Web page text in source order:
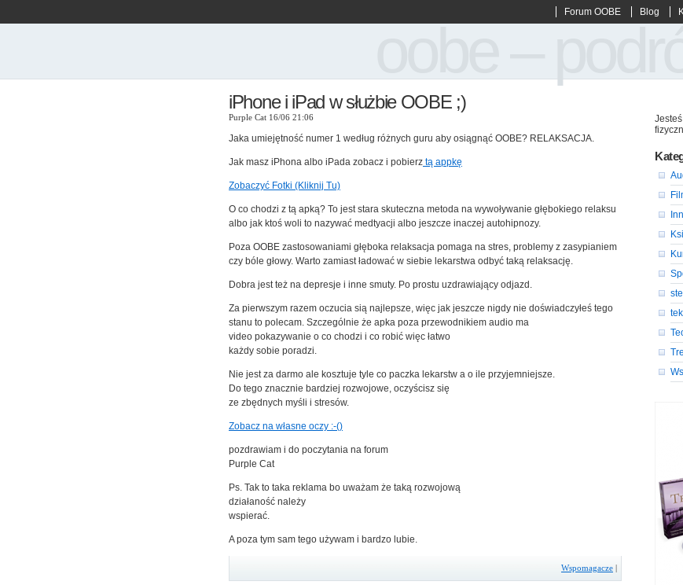
Forum OOBE Blog
iPhone i iPad w służbie OOBE ;)
Purple Cat 16/06 21:06
Jaka umiejętność numer 1 według różnych guru aby osiągnąć OOBE? RELAKSACJA.
Jak masz iPhona albo iPada zobacz i pobierz tą appkę
Zobaczyć Fotki (Kliknij Tu)
O co chodzi z tą apką? To jest stara skuteczna metoda na wywoływanie głębokiego relaksu
albo jak ktoś woli to nazywać medtyacji albo jeszcze inaczej autohipnozy.
Poza OOBE zastosowaniami głęboka relaksacja pomaga na stres, problemy z zasypianiem
czy bóle głowy. Warto zamiast ładować w siebie lekarstwa odbyć taką relaksację.
Dobra jest też na depresje i inne smuty. Po prostu uzdrawiający odjazd.
Za pierwszym razem oczucia sią najlepsze, więc jak jeszcze nigdy nie doświadczyłeś tego
stanu to polecam. Szczególnie że apka poza przewodnikiem audio ma
video pokazywanie o co chodzi i co robić więc łatwo
każdy sobie poradzi.
Nie jest za darmo ale kosztuje tyle co paczka lekarstw a o ile przyjemniejsze.
Do tego znacznie bardziej rozwojowe, oczyścisz się
ze zbędnych myśli i stresów.
Zobacz na własne oczy :-()
pozdrawiam i do poczytania na forum
Purple Cat
Ps. Tak to taka reklama bo uważam że taką rozwojową
działaność należy
wspierać.
A poza tym sam tego używam i bardzo lubie.
Wspomagacze